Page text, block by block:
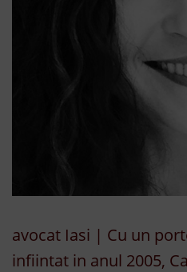
avocat Iasi | Cu un
infiintat in anul 2005,